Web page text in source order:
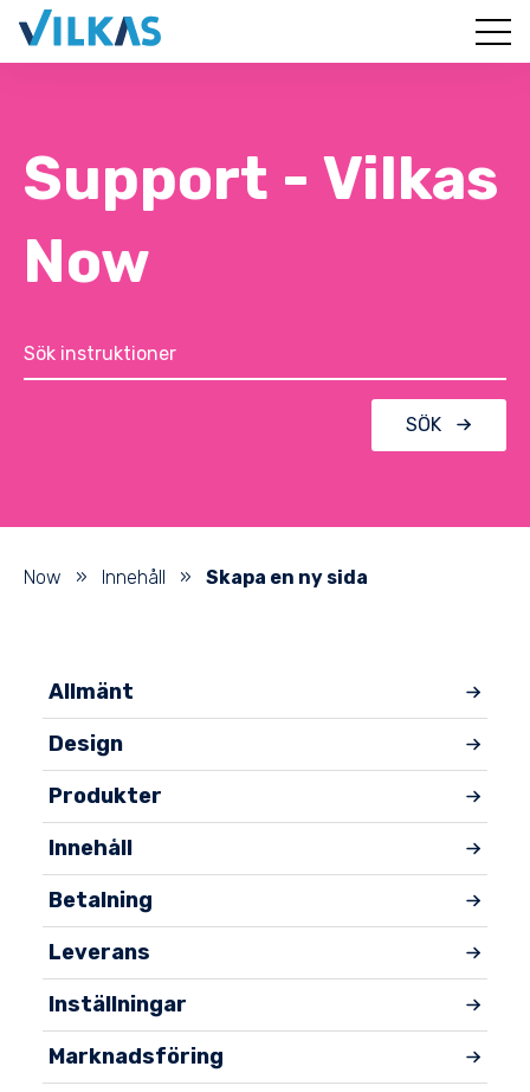
Support - Vilkas
Now
SÖK
Now » Innehåll » Skapa en ny sida
Allmänt
Design
Produkter
Innehåll
Betalning
Leverans
Inställningar
Marknadsföring